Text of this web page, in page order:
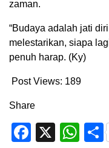
zaman.
“Budaya adalah jati
melestarikan, siapa
penuh harap. (Ky)
Post Views: 189
Share
Facebook
X